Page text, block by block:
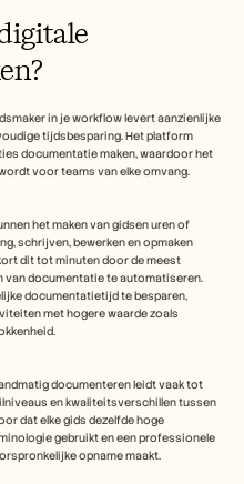
in je workflow levert aanzienlijke
tijdsbesparing. Het platform
documentatie maken, waardoor het
voor teams van elke omvang.
het maken van gidsen uren of
schrijven, bewerken en opmaken
dit tot minuten door de meest
van documentatie te automatiseren.
documentatietijd te besparen,
documenteren leidt vaak tot
en kwaliteitsverschillen tussen
dat elke gids dezelfde hoge
gebruikt en een professionele
opname maakt.